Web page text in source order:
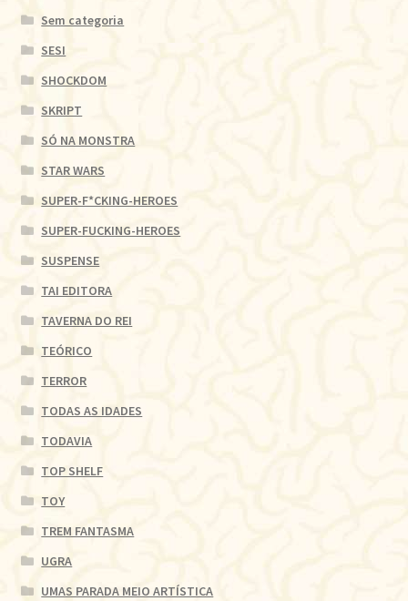
Sem categoria
SESI
SHOCKDOM
SKRIPT
SÓ NA MONSTRA
STAR WARS
SUPER-F*CKING-HEROES
SUPER-FUCKING-HEROES
SUSPENSE
TAI EDITORA
TAVERNA DO REI
TEÓRICO
TERROR
TODAS AS IDADES
TODAVIA
TOP SHELF
TOY
TREM FANTASMA
UGRA
UMAS PARADA MEIO ARTÍSTICA